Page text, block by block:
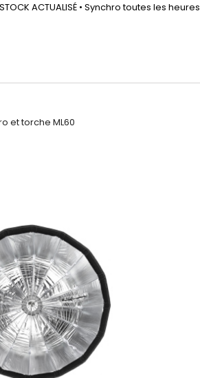
STOCK ACTUALISÉ • Synchro toutes les heures
et torche ML60